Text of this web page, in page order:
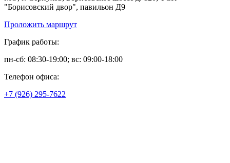
"Борисовский двор", павильон Д9
Проложить маршрут
График работы:
пн-сб: 08:30-19:00; вс: 09:00-18:00
Телефон офиса:
+7 (926) 295-7622